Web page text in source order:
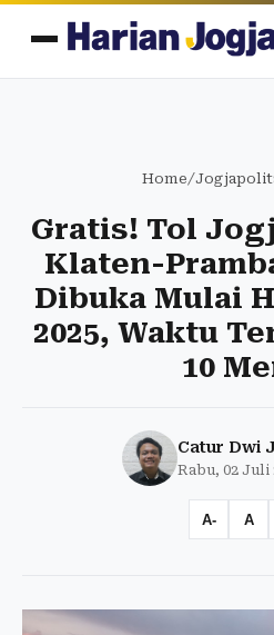
Home/
Gratis! Tol
Klaten-
Dibuka Mulai
2025, Waktu
10
Catur Dwi
Rabu, 02 Juli
A- A